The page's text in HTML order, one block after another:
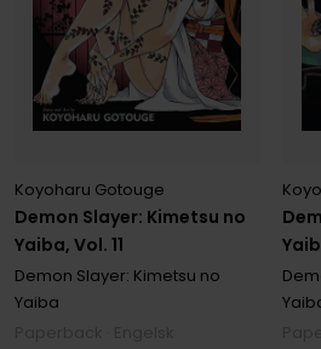
Demon Slayer: Kimetsu no
Yaiba, Vol. 11
Koyoharu Gotouge
Demon Slayer: Kimetsu no
Yaiba